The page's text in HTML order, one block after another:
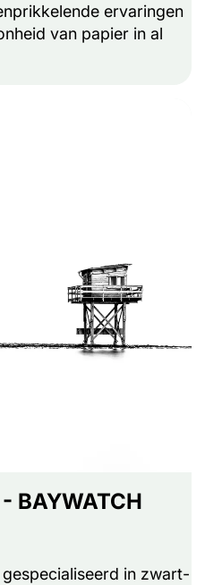
ervaringen
van papier in al
BAYWATCH
in zwart-